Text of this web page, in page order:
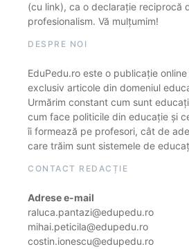
(cu link), ca o declarație reciprocă
profesionalism. Vă mulțumim!
DESPRE NOI
EduPedu.ro este o publicație
exclusiv articole din domeniul
Urmărim constant cum sunt
cum face politicile din educație și
îi formează pe profesori, cât de
care trăim sunt sistemele de
CONTACT REDACȚIE
Adrese e-mail
raluca.pantazi@edupedu.ro
mihai.peticila@edupedu.ro
costin.ionescu@edupedu.ro